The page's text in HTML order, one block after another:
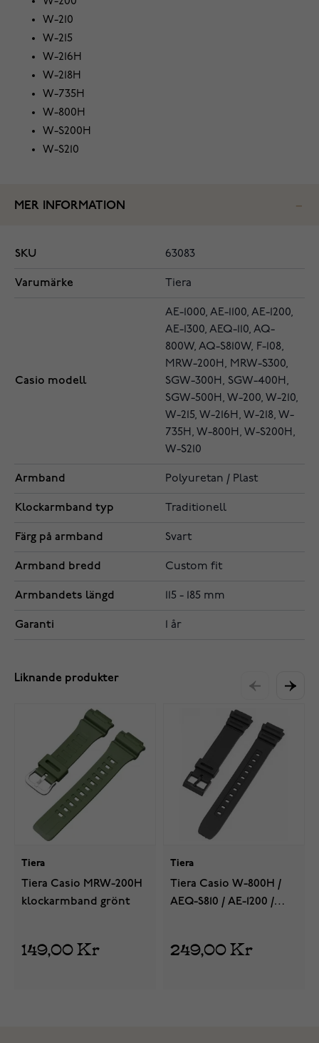
W-210
W-215
W-216H
W-218H
W-735H
W-800H
W-S200H
W-S210
MER INFORMATION
SKU 63083
Varumärke Tiera
Casio modell
AE-1000, AE-1100, AE-1200,
AE-1300, AEQ-110, AQ-
800W, AQ-S810W, F-108,
MRW-200H, MRW-S300,
SGW-300H, SGW-400H,
SGW-500H, W-200, W-210,
W-215, W-216H, W-218, W-
735H, W-800H, W-S200H,
W-S210
Armband Polyuretan / Plast
Klockarmband typ Traditionell
Färg på armband Svart
Armband bredd Custom fit
Armbandets längd 115 - 185 mm
Garanti 1 år
Liknande produkter
Tiera
Tiera Casio MRW-200H
klockarmband grönt
149,00 Kr
Tiera
Tiera Casio W-800H /
AEQ-S810 / AE-1200 /
249,00 Kr